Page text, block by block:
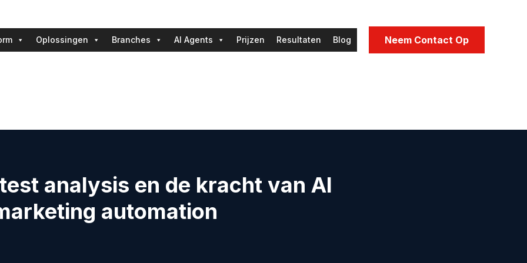
Oplossingen Branches AI Agents Prijzen Resultaten Blog Neem Contact Op
analysis en de kracht van AI
automation